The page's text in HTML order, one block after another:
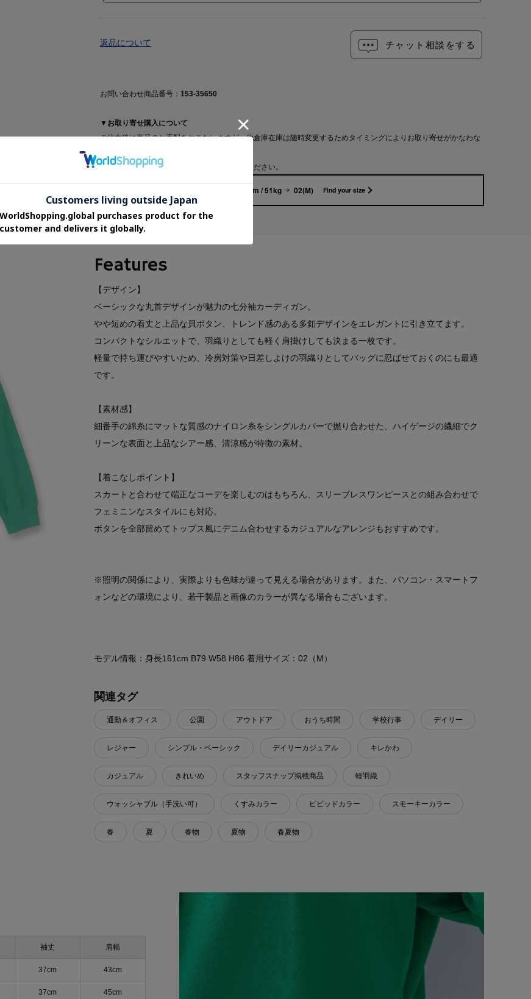
チャット相談をする
返品について
お問い合わせ商品番号： 153-35650
▼お取り寄せ購入について
ご注文後に商品のお手配をおこないますが、他倉庫在庫は随時変更するためタイミングによりお取り寄せがかなわな
詳細は【お取り寄せ購入について 】をご確認ください。
158cm / 51kg 02(M) Find your size
Features
【デザイン】
ベーシックな丸首デザインが魅力の七分袖カーディガン。
やや短めの着丈と上品な貝ボタン、トレンド感のある多釦デザインをエレガントに引き立てます。
コンパクトなシルエットで、羽織りとしても軽く肩掛けしても決まる一枚です。
軽量で持ち運びやすいため、冷房対策や日差しよけの羽織りとしてバッグに忍ばせておくのにも最適
です。
【素材感】
細番手の綿糸にマットな質感のナイロン糸をシングルカバーで撚り合わせた、ハイゲージの繊細でク
リーンな表面と上品なシアー感、清涼感が特徴の素材。
【着こなしポイント】
スカートと合わせて端正なコーデを楽しむのはもちろん、スリーブレスワンピースとの組み合わせで
フェミニンなスタイルにも対応。
ボタンを全部留めてトップス風にデニム合わせするカジュアルなアレンジもおすすめです。
※照明の関係により、実際よりも色味が違って見える場合があります。また、パソコン・スマートフ
ォンなどの環境により、若干製品と画像のカラーが異なる場合もございます。
モデル情報：身長161cm B79 W58 H86 着用サイズ：02（M）
関連タグ
通勤＆オフィス 公園 アウトドア おうち時間 学校行事 デイリー
レジャー シンプル・ベーシック デイリーカジュアル キレかわ
カジュアル きれいめ スタッフスナップ掲載商品 軽羽織
ウォッシャブル（手洗い可） くすみカラー ビビッドカラー スモーキーカラー
春 夏 春物 夏物 春夏物
袖丈 肩幅
37cm 43cm
37cm 45cm